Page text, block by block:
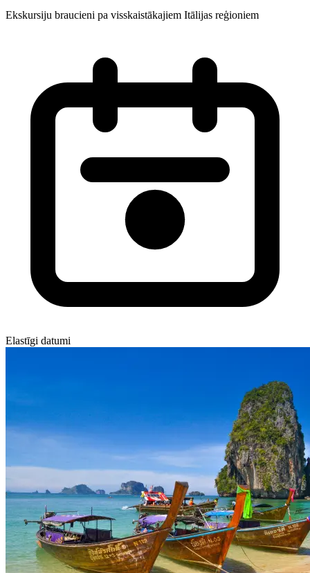
Ekskursiju braucieni pa visskaistākajiem Itālijas reģioniem
Elastīgi datumi